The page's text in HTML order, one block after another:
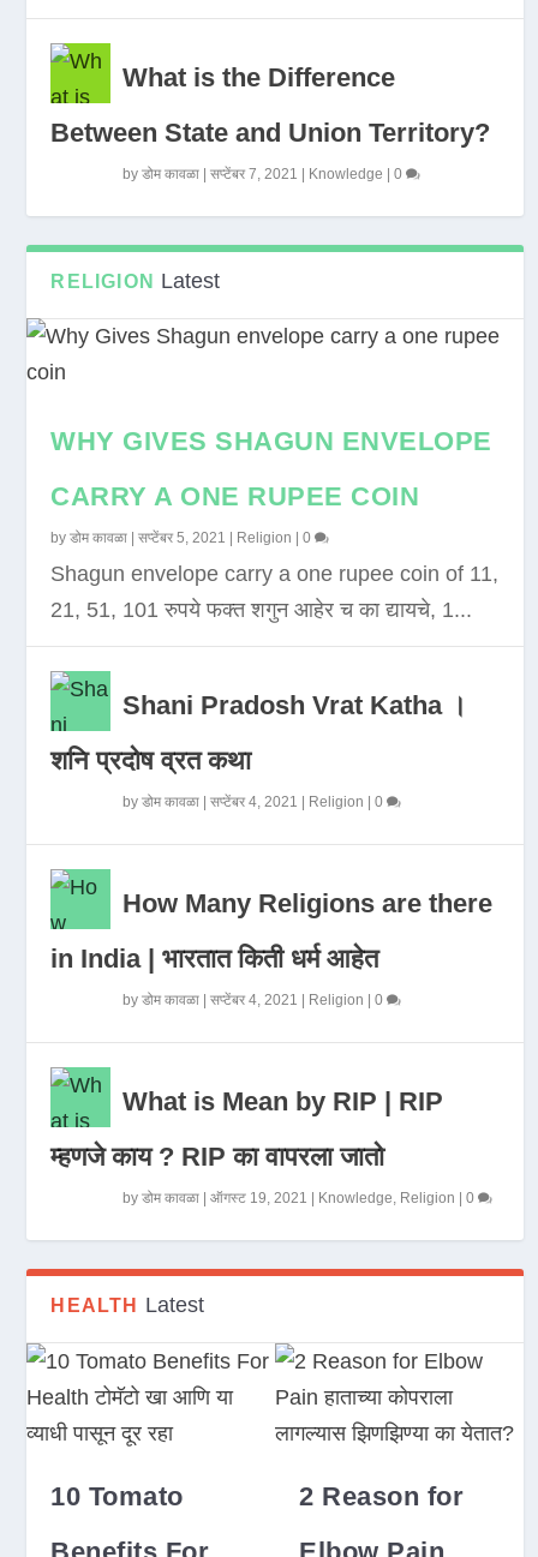
What is the Difference
Between State and Union Territory?
byडोम कावळा |सप्टेंबर 7, 2021 Knowledge |0
RELIGION Latest
WHY GIVES SHAGUN ENVELOPE
CARRY A ONE RUPEE COIN
byडोम कावळा |सप्टेंबर 5, 2021 Religion |0
Shagun envelope carry a one rupee coin of 11,
21, 51, 101 रुपये फक्त शगुन आहेर च का द्यायचे, 1...
Shani Pradosh Vrat Katha ।
शनि प्रदोष व्रत कथा
byडोम कावळा |सप्टेंबर 4, 2021 Religion |0
How Many Religions are there
in India | भारतात किती धर्म आहेत
byडोम कावळा |सप्टेंबर 4, 2021 Religion |0
What is Mean by RIP | RIP
म्हणजे काय ? RIP का वापरला जातो
byडोम कावळा |ऑगस्ट 19, 2021 Knowledge, Religion |0
HEALTH Latest
10 Tomato
2 Reason for